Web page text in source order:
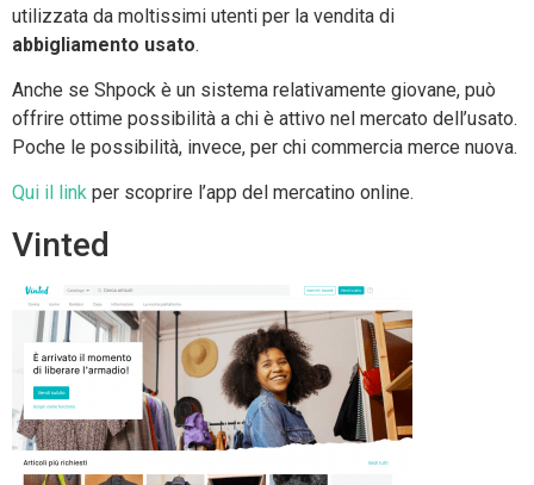
utilizzata da moltissimi utenti per la vendita di
abbigliamento usato.
Anche se Shpock è un sistema relativamente giovane, può
offrire ottime possibilità a chi è attivo nel mercato dell’usato.
Poche le possibilità, invece, per chi commercia merce nuova.
Qui il link per scoprire l’app del mercatino online.
Vinted